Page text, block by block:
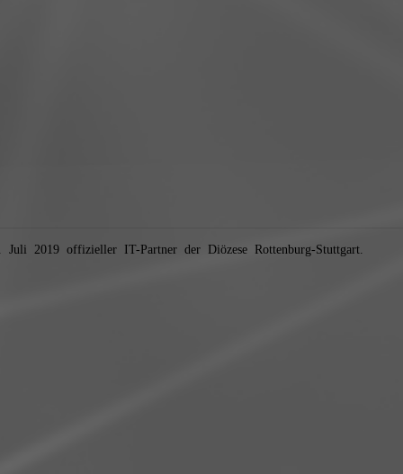
2019 offizieller IT-Partner der Diözese Rottenburg-Stuttgart.